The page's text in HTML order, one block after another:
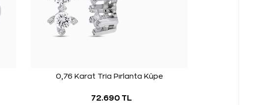
0,76 Karat Tria Pırlanta Küpe
72.690 TL